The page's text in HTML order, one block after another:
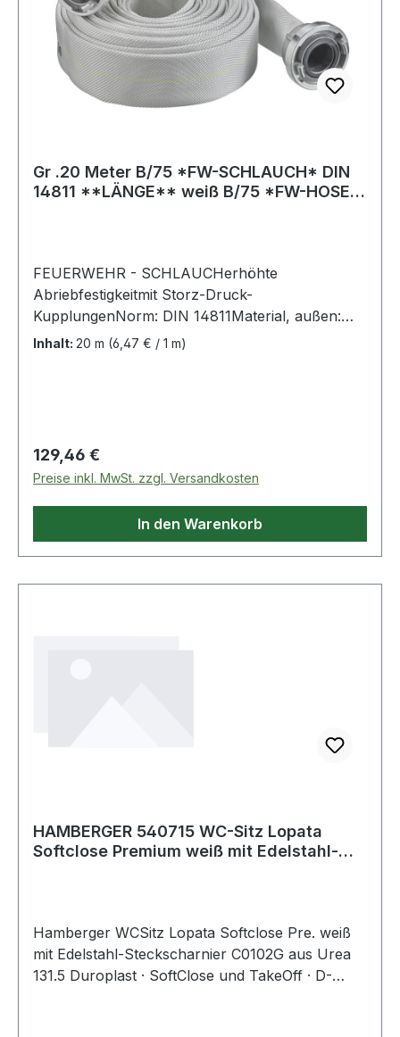
Gr .20 Meter B/75 *FW-SCHLAUCH* DIN
14811 **LÄNGE** weiß B/75 *FW-HOSE*
FEUERWEHR - SCHLAUCHerhöhte
Abriebfestigkeitmit Storz-Druck-
KupplungenNorm: DIN 14811Material, außen:
hochfestes Polyestergarn, rund gewebt in
Rollenlängen: 20 m Weitere Produkte im Bereich
Feuerwehrschlauch
Inhalt: 20 m (6,47 € / 1 m)
Regulärer Preis:
129,46 €
Preise inkl. MwSt. zzgl. Versandkosten
In den Warenkorb
HAMBERGER 540715 WC-Sitz Lopata
Softclose Premium weiß mit Edelstahl-
Hamberger WCSitz Lopata Softclose Pre. weiß
mit Edelstahl-Steckscharnier C0102G aus Urea
131.5 Duroplast · SoftClose und TakeOff · D-